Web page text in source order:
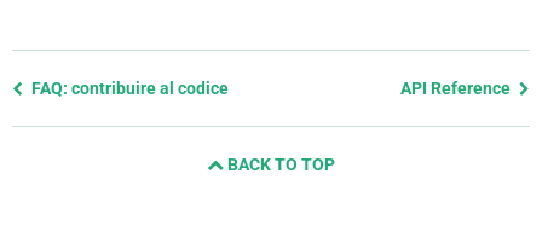
Previous
FAQ: contribuire al codice API Reference
BACK TO TOP